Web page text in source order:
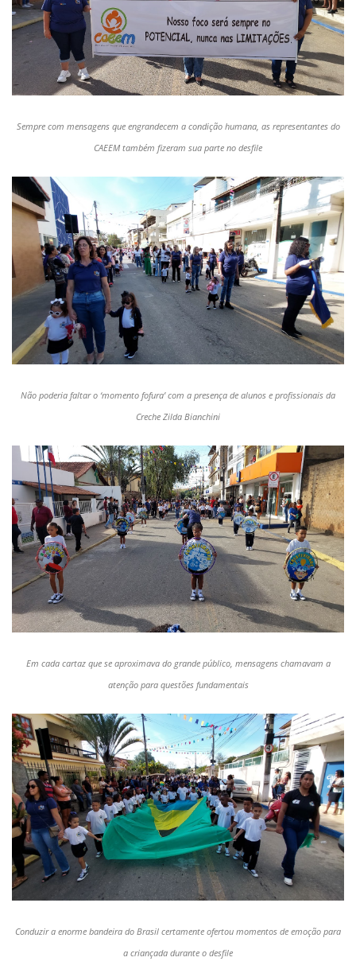
Sempre com mensagens que engrandecem a condição humana, as representantes do
CAEEM também fizeram sua parte no desfile
Não poderia faltar o ‘momento fofura’ com a presença de alunos e profissionais da
Creche Zilda Bianchini
Em cada cartaz que se aproximava do grande público, mensagens chamavam a
atenção para questões fundamentais
Conduzir a enorme bandeira do Brasil certamente ofertou momentos de emoção para
a criançada durante o desfile